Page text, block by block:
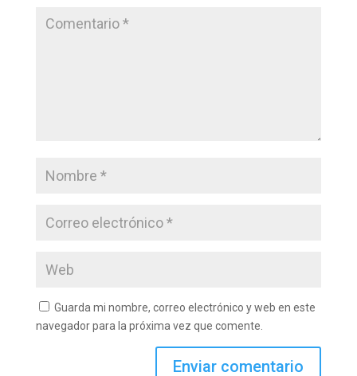
Guarda mi nombre, correo electrónico y web en este
navegador para la próxima vez que comente.